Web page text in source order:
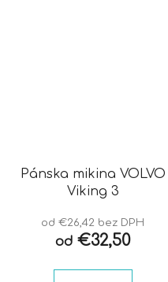
Pánska mikina VOLVO
Viking 3
od €26,42 bez DPH
od€32,50